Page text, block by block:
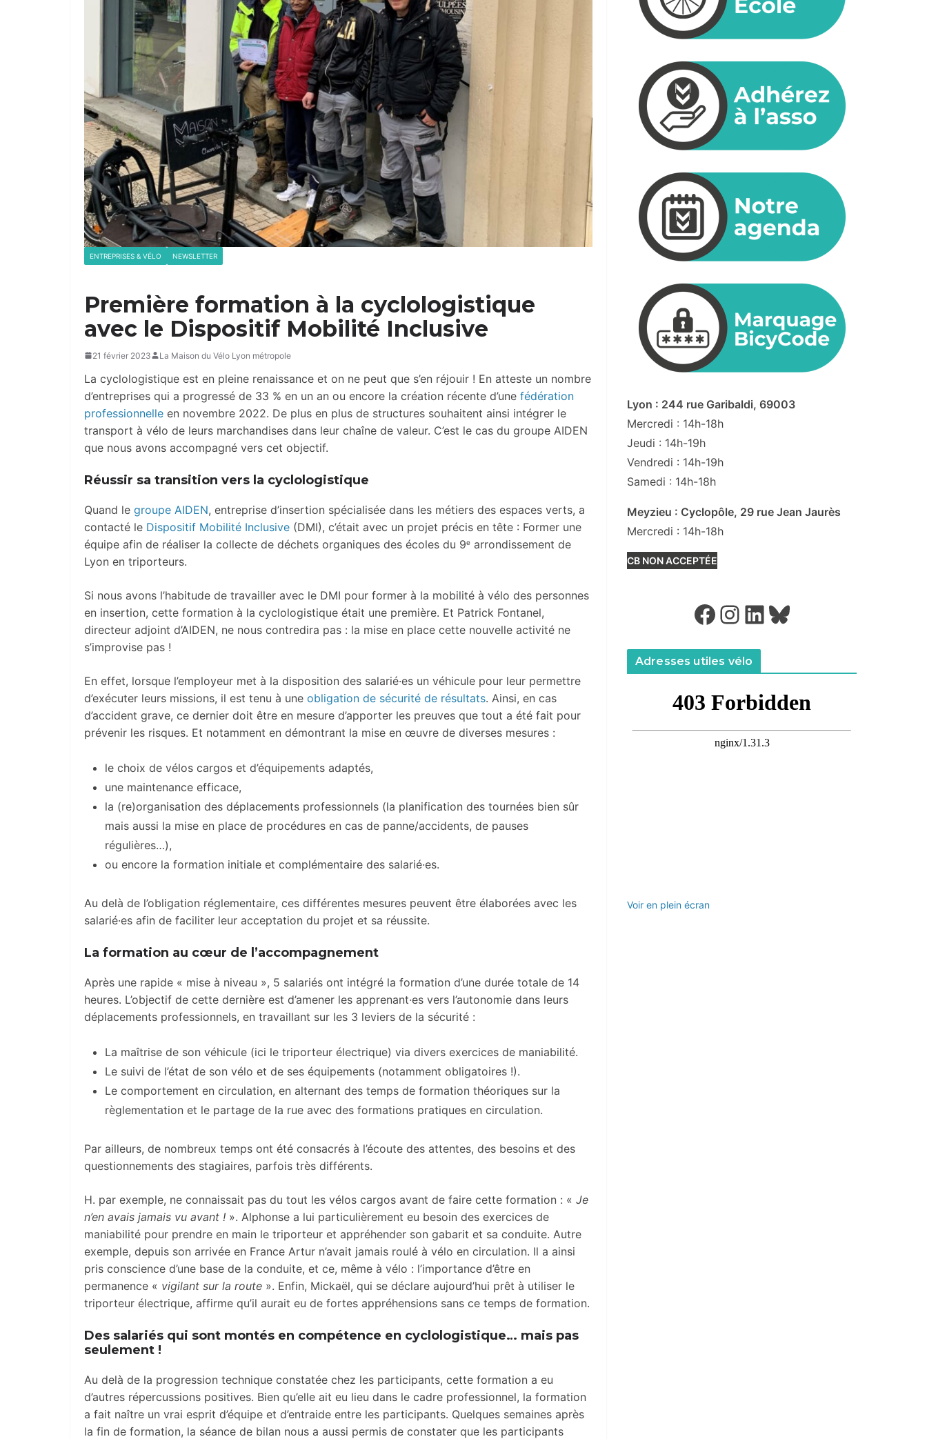
ENTREPRISES & VÉLO NEWSLETTER
Première formation à la cyclologistique
avec le Dispositif Mobilité Inclusive
21 février 2023 La Maison du Vélo Lyon métropole
La cyclologistique est en pleine renaissance et on ne peut que s’en réjouir ! En atteste un nombre
d’entreprises qui a progressé de 33 % en un an ou encore la création récente d’une fédération
professionnelle en novembre 2022. De plus en plus de structures souhaitent ainsi intégrer le
transport à vélo de leurs marchandises dans leur chaîne de valeur. C’est le cas du groupe AIDEN
que nous avons accompagné vers cet objectif.
Réussir sa transition vers la cyclologistique
Quand le groupe AIDEN, entreprise d’insertion spécialisée dans les métiers des espaces verts, a
contacté le Dispositif Mobilité Inclusive (DMI), c’était avec un projet précis en tête : Former une
équipe afin de réaliser la collecte de déchets organiques des écoles du 9e arrondissement de
Lyon en triporteurs.
Si nous avons l’habitude de travailler avec le DMI pour former à la mobilité à vélo des personnes
en insertion, cette formation à la cyclologistique était une première. Et Patrick Fontanel,
directeur adjoint d’AIDEN, ne nous contredira pas : la mise en place cette nouvelle activité ne
s’improvise pas !
En effet, lorsque l’employeur met à la disposition des salarié·es un véhicule pour leur permettre
d’exécuter leurs missions, il est tenu à une obligation de sécurité de résultats. Ainsi, en cas
d’accident grave, ce dernier doit être en mesure d’apporter les preuves que tout a été fait pour
prévenir les risques. Et notamment en démontrant la mise en œuvre de diverses mesures :
le choix de vélos cargos et d’équipements adaptés,
une maintenance efficace,
la (re)organisation des déplacements professionnels (la planification des tournées bien sûr
mais aussi la mise en place de procédures en cas de panne/accidents, de pauses
régulières…),
ou encore la formation initiale et complémentaire des salarié·es.
Au delà de l’obligation réglementaire, ces différentes mesures peuvent être élaborées avec les
salarié·es afin de faciliter leur acceptation du projet et sa réussite.
La formation au cœur de l’accompagnement
Après une rapide « mise à niveau », 5 salariés ont intégré la formation d’une durée totale de 14
heures. L’objectif de cette dernière est d’amener les apprenant·es vers l’autonomie dans leurs
déplacements professionnels, en travaillant sur les 3 leviers de la sécurité :
La maîtrise de son véhicule (ici le triporteur électrique) via divers exercices de maniabilité.
Le suivi de l’état de son vélo et de ses équipements (notamment obligatoires !).
Le comportement en circulation, en alternant des temps de formation théoriques sur la
règlementation et le partage de la rue avec des formations pratiques en circulation.
Par ailleurs, de nombreux temps ont été consacrés à l’écoute des attentes, des besoins et des
questionnements des stagiaires, parfois très différents.
H. par exemple, ne connaissait pas du tout les vélos cargos avant de faire cette formation : « Je
n’en avais jamais vu avant ! ». Alphonse a lui particulièrement eu besoin des exercices de
maniabilité pour prendre en main le triporteur et appréhender son gabarit et sa conduite. Autre
exemple, depuis son arrivée en France Artur n’avait jamais roulé à vélo en circulation. Il a ainsi
pris conscience d’une base de la conduite, et ce, même à vélo : l’importance d’être en
permanence « vigilant sur la route ». Enfin, Mickaël, qui se déclare aujourd’hui prêt à utiliser le
triporteur électrique, affirme qu’il aurait eu de fortes appréhensions sans ce temps de formation.
Des salariés qui sont montés en compétence en cyclologistique… mais pas
seulement !
Au delà de la progression technique constatée chez les participants, cette formation a eu
d’autres répercussions positives. Bien qu’elle ait eu lieu dans le cadre professionnel, la formation
a fait naître un vrai esprit d’équipe et d’entraide entre les participants. Quelques semaines après
la fin de formation, la séance de bilan nous a aussi permis de constater que les participants
Lyon : 244 rue Garibaldi, 69003
Mercredi : 14h-18h
Jeudi : 14h-19h
Vendredi : 14h-19h
Samedi : 14h-18h
Meyzieu : Cyclopôle, 29 rue Jean Jaurès
Mercredi : 14h-18h
CB NON ACCEPTÉE
Facebook Instagram LinkedIn Bluesky
Adresses utiles vélo
Voir en plein écran